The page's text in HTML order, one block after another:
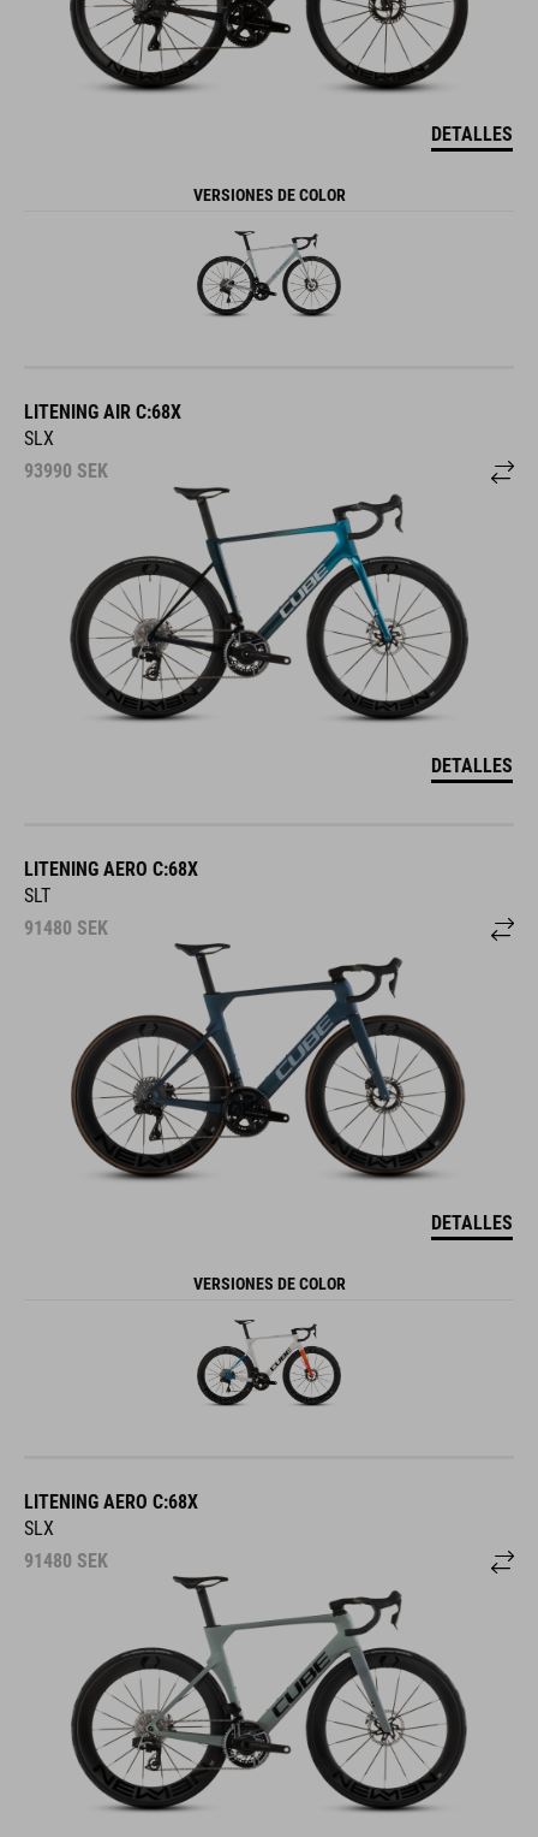
DETALLES
VERSIONES DE COLOR
LITENING AIR C:68X
SLX
93990 SEK
DETALLES
LITENING AERO C:68X
SLT
91480 SEK
DETALLES
VERSIONES DE COLOR
LITENING AERO C:68X
SLX
91480 SEK